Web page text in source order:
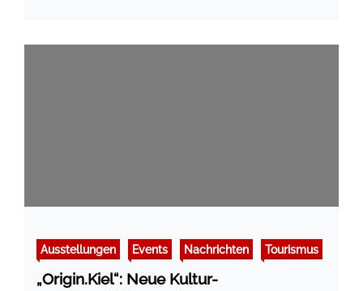
Ausstellungen Events Nachrichten Tourismus
„Origin.Kiel“: Neue Kultur-